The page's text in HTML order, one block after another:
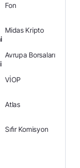
Fon
Midas Kripto
Avrupa Borsaları
VİOP
Atlas
Sıfır Komisyon